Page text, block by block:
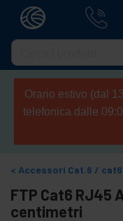
Orario estivo (dal
telefonica dalle
Accessori Cat.6 /
FTP Cat6 RJ45
centimetri